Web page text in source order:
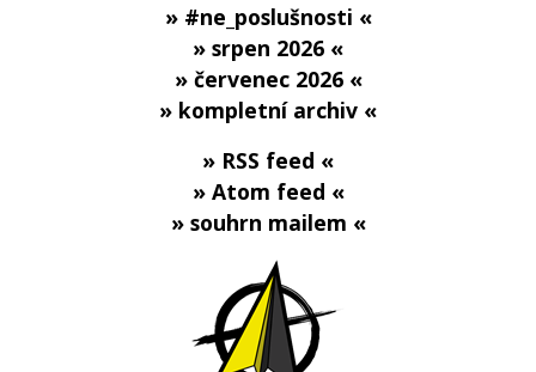
» #ne_poslušnosti «
» srpen 2026 «
» červenec 2026 «
» kompletní archiv «
» RSS feed «
» Atom feed «
» souhrn mailem «